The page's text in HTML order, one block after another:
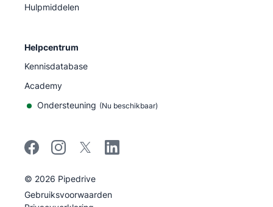
Hulpmiddelen
Helpcentrum
Kennisdatabase
Academy
Ondersteuning (Nu beschikbaar)
© 2026 Pipedrive
Pipedrive
Gebruiksvoorwaarden